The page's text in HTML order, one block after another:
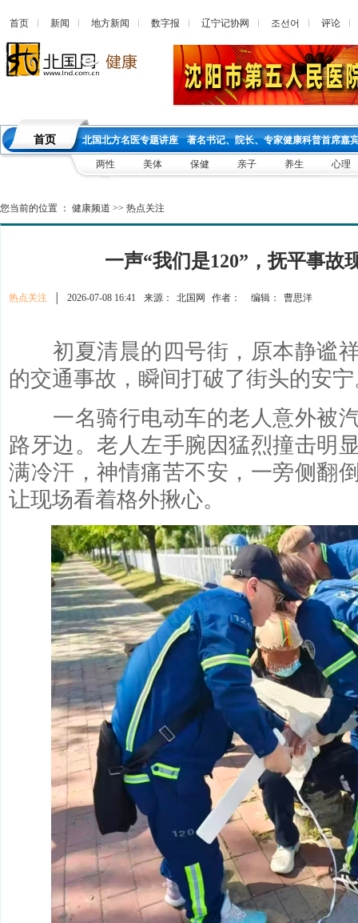
首页 新闻 地方新闻 数字报 辽宁记协网 조선어 评论
首页 北国北方名医专题讲座 著名书记、院长、专家健康科普首席嘉
两性 美体 保健 亲子 养生 心理
您当前的位置 ： 健康频道 >> 热点关注
一声“我们是120”，抚平事故
热点关注 2026-07-08 16:41 来源： 北国网 作者： 编辑： 曹思洋
初夏清晨的四号街，原本静谧祥
的交通事故，瞬间打破了街头的安
一名骑行电动车的老人意外被汽
路牙边。老人左手腕因猛烈撞击明
满冷汗，神情痛苦不安，一旁侧翻
让现场看着格外揪心。